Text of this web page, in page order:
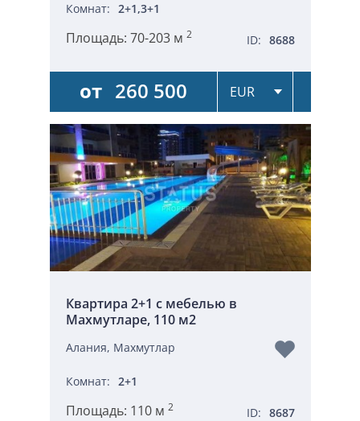
Комнат: 2+1,3+1
Площадь: 70-203 м 2 ID: 8688
от 260 500
Квартира 2+1 с мебелью в
Махмутларе, 110 м2
Алания, Махмутлар
Комнат: 2+1
Площадь: 110 м 2 ID: 8687